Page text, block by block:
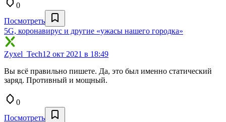
0
Посмотреть
5G, коронавирус и другие «ужасы нашего городка»
Zyxel_Tech12 окт 2021 в 18:49
Вы всё правильно пишете. Да, это был именно статический
заряд. Противный и мощный.
0
Посмотреть